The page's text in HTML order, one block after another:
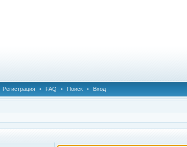
Регистрация • FAQ • Поиск • Вход